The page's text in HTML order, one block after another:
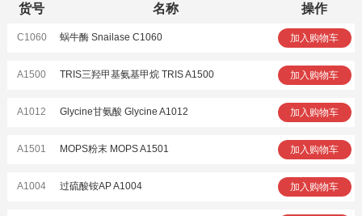
货号 名称 操作
C1060 蜗牛酶 Snailase C1060 加入购物车
A1500 TRIS三羟甲基氨基甲烷 TRIS A1500 加入购物车
A1012 Glycine甘氨酸 Glycine A1012 加入购物车
A1501 MOPS粉末 MOPS A1501 加入购物车
A1004 过硫酸铵AP A1004 加入购物车